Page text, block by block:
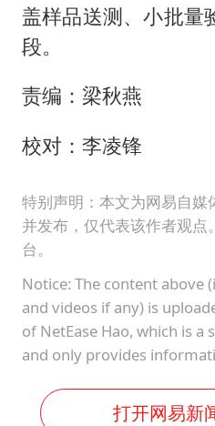
盖样品送测、小批量
段。
责编：梁秋燕
校对：李凌锋
特别声明：本文为网易自媒
并发布，仅代表该作者观
台。
Notice: The content above
and videos if any) is
of NetEase Hao, which is
and only provides
打开网易新